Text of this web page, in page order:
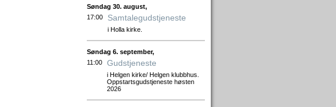
Søndag 30. august,
17:00
Samtalegudstjeneste
i Holla kirke.
Søndag 6. september,
11:00
Gudstjeneste
i Helgen kirke/ Helgen klubbhus.
Oppstartsgudstjeneste høsten
2026